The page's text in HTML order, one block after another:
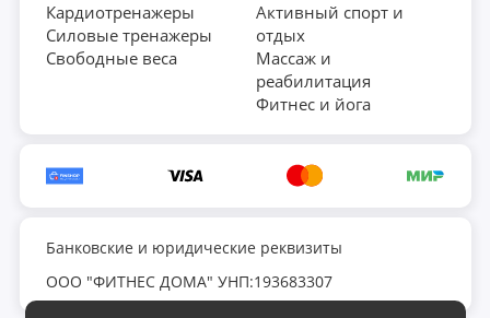
Кардиотренажеры
Силовые тренажеры
Свободные веса
Активный спорт и
отдых
Массаж и
реабилитация
Фитнес и йога
Банковские и юридические реквизиты
ООО "ФИТНЕС ДОМА" УНП:193683307